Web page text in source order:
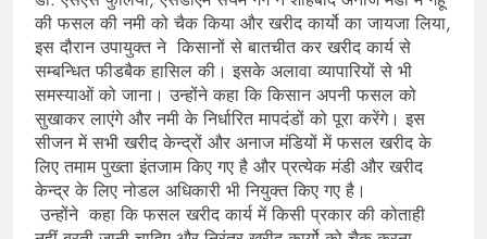
की फसल की नमी को चैक किया और खरीद कार्यो का जायजा लिया,
इस दौरान उपायुक्त ने किसानों से बातचीत कर खरीद कार्य से
सम्बन्धित फीडबैक हासिल की। इसके अलावा व्यापारियों से भी
समस्याओं को जाना। उन्होंने कहा कि किसान अपनी फसल को
सुखाकर लाएंगे और नमी के निर्धारित मापदंडों को पूरा करेंगे। इस
सीजन में सभी खरीद केन्द्रों और अनाज मंडियों में फसल खरीद के
लिए तमाम पुख्ता इंतजाम किए गए है और प्रत्येक मंडी और खरीद
केन्द्र के लिए नोडल अधिकारी भी नियुक्त किए गए है।
उन्होंने कहा कि फसल खरीद कार्य में किसी प्रकार की कोताही